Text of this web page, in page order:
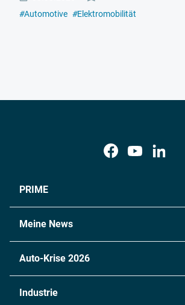
#Automotive #Elektromobilität
PRIME
Meine News
Auto-Krise 2026
Industrie